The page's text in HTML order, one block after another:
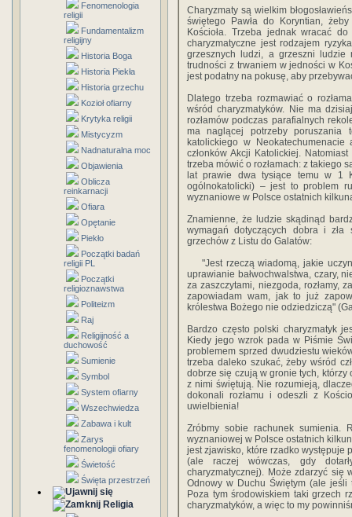
Fenomenologia
religii
Fundamentalizm
religijny
Historia Boga
Historia Piekła
Historia grzechu
Kozioł ofiarny
Krytyka religii
Mistycyzm
Nadnaturalna moc
Objawienia
Oblicza
reinkarnacji
Ofiara
Opętanie
Piekło
Początki badań
religii PL
Początki
religioznawstwa
Politeizm
Raj
Religijność a
duchowość
Sumienie
Symbol
System ofiarny
Wszechwiedza
Zabawa i kult
Zarys
fenomenologii ofiary
Świetość
Święta przestrzeń
Religia
Charyzmaty są wielkim
świętego Pawła do Koryntian,
Kościoła. Trzeba jednak wracać
charyzmatyczne jest rodzajem
grzesznych ludzi, a grzeszni ludzie
trudności z trwaniem w jedności w
jest podatny na pokusę, aby
Dlatego trzeba rozmawiać o
wśród charyzmatyków. Nie ma
rozłamów podczas parafialnych
ma naglącej potrzeby poruszania
katolickiego w
członków Akcji Katolickiej.
trzeba mówić o rozłamach: z takiego
lat prawie dwa tysiące temu w 1
ogólnokatolicki) – jest to problem
wyznaniowe w Polsce ostatnich
Znamienne, że ludzie skądinąd
wymagań dotyczących dobra i
grzechów z Listu do Galatów:
"Jest rzeczą wiadomą, jakie
uprawianie bałwochwalstwa, czary,
za zaszczytami, niezgoda, rozłamy,
zapowiadam wam, jak to już
królestwa Bożego nie odziedziczą"
Bardzo często polski charyzmatyk
Kiedy jego wzrok pada w Piśmie
problemem sprzed dwudziestu
trzeba daleko szukać, żeby wśród
dobrze się czują w gronie tych, którzy
z nimi świętują. Nie rozumieją,
dokonali rozłamu i odeszli z
uwielbienia!
Zróbmy sobie rachunek sumienia.
wyznaniowej w Polsce ostatnich
jest zjawisko, które rzadko występuje
(ale raczej wówczas, gdy
charyzmatycznej). Może zdarzyć się
Odnowy w Duchu Świętym (ale jeśli
Poza tym środowiskiem taki grzech
charyzmatyków, a więc to my